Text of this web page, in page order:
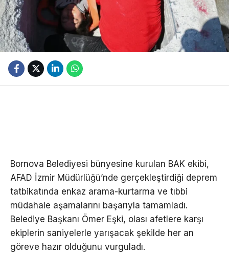
Bornova Belediyesi bünyesine kurulan BAK ekibi,
AFAD İzmir Müdürlüğü’nde gerçekleştirdiği deprem
tatbikatında enkaz arama-kurtarma ve tıbbi
müdahale aşamalarını başarıyla tamamladı.
Belediye Başkanı Ömer Eşki, olası afetlere karşı
ekiplerin saniyelerle yarışacak şekilde her an
göreve hazır olduğunu vurguladı.